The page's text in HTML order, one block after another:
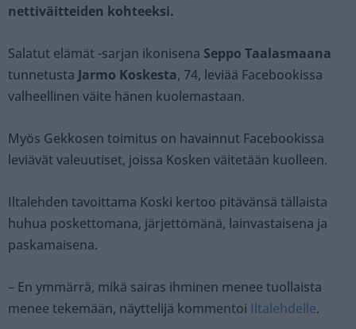
nettiväitteiden kohteeksi.
Salatut elämät -sarjan ikonisena Seppo Taalasmaana
tunnetusta Jarmo Koskesta, 74, leviää Facebookissa
valheellinen väite hänen kuolemastaan.
Myös Gekkosen toimitus on havainnut Facebookissa
leviävät valeuutiset, joissa Kosken väitetään kuolleen.
Iltalehden tavoittama Koski kertoo pitävänsä tällaista
huhua poskettomana, järjettömänä, lainvastaisena ja
paskamaisena.
– En ymmärrä, mikä sairas ihminen menee tuollaista
menee tekemään, näyttelijä kommentoi Iltalehdelle.